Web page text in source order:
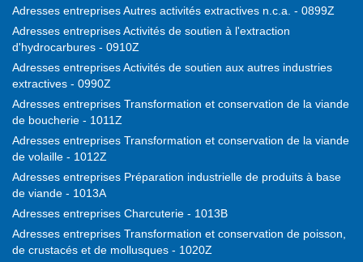
Adresses entreprises Autres activités extractives n.c.a. - 0899Z
Adresses entreprises Activités de soutien à l'extraction
d'hydrocarbures - 0910Z
Adresses entreprises Activités de soutien aux autres industries
extractives - 0990Z
Adresses entreprises Transformation et conservation de la viande
de boucherie - 1011Z
Adresses entreprises Transformation et conservation de la viande
de volaille - 1012Z
Adresses entreprises Préparation industrielle de produits à base
de viande - 1013A
Adresses entreprises Charcuterie - 1013B
Adresses entreprises Transformation et conservation de poisson,
de crustacés et de mollusques - 1020Z